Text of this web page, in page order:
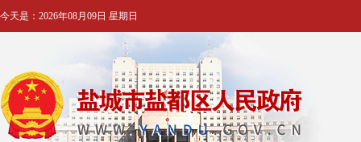
今天是： 2026年08月09日 星期日